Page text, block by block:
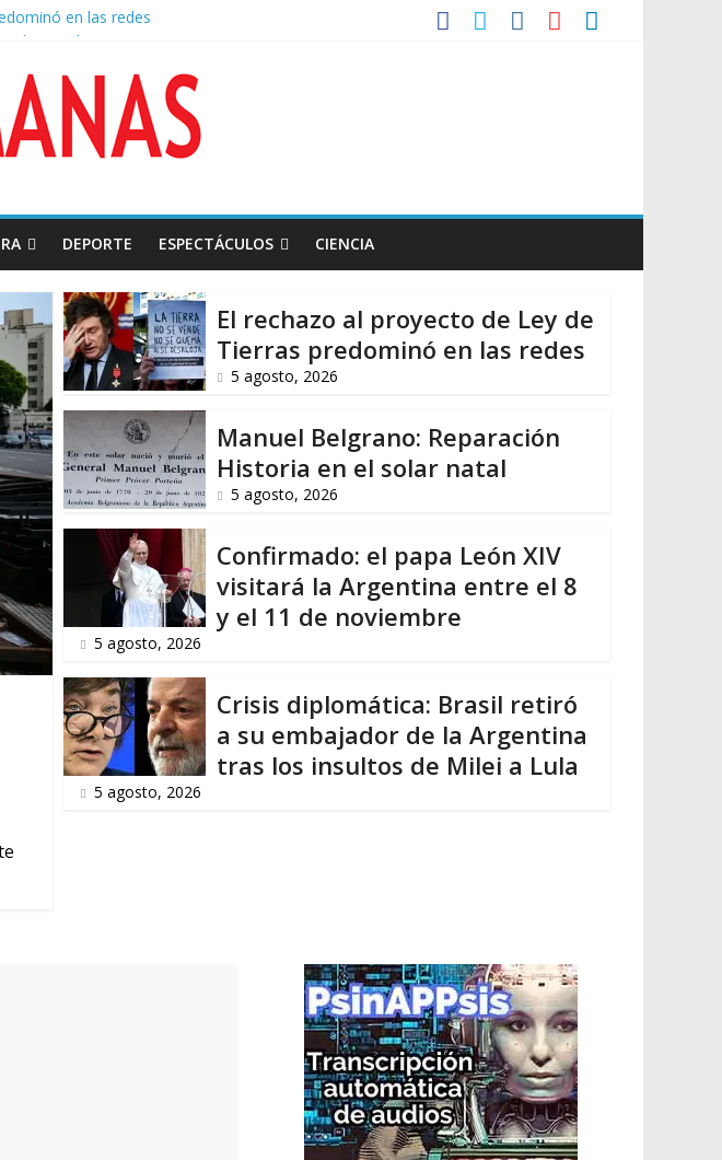
en las redes
entre el 8 y el 11 de noviembre
de la Argentina tras los insultos de Milei a Lula
operativo frente al Congreso
DEPORTE ESPECTÁCULOS CIENCIA
El rechazo al proyecto de Ley de
Tierras predominó en las redes
5 agosto, 2026
Manuel Belgrano: Reparación
Historia en el solar natal
5 agosto, 2026
Confirmado: el papa León XIV
visitará la Argentina entre el 8
y el 11 de noviembre
5 agosto, 2026
Crisis diplomática: Brasil retiró
a su embajador de la Argentina
tras los insultos de Milei a Lula
5 agosto, 2026